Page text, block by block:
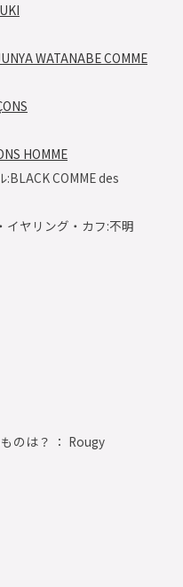
WATANABE COMME
HOMME
COMME des
イヤリング・カフ:不明
のは？ ： Rougy